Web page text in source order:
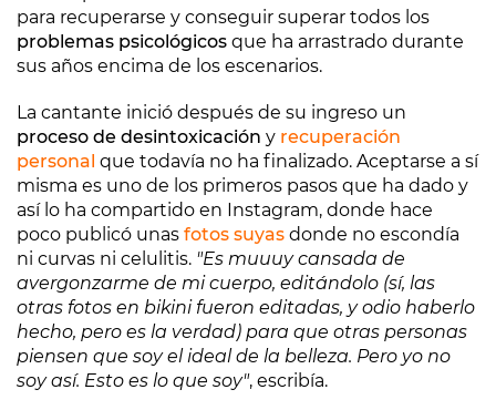
para recuperarse y conseguir superar todos los
problemas psicológicos que ha arrastrado durante
sus años encima de los escenarios.
La cantante inició después de su ingreso un
proceso de desintoxicación y recuperación
personal que todavía no ha finalizado. Aceptarse a sí
misma es uno de los primeros pasos que ha dado y
así lo ha compartido en Instagram, donde hace
poco publicó unas fotos suyas donde no escondía
ni curvas ni celulitis. "Es muuuy cansada de
avergonzarme de mi cuerpo, editándolo (sí, las
otras fotos en bikini fueron editadas, y odio haberlo
hecho, pero es la verdad) para que otras personas
piensen que soy el ideal de la belleza. Pero yo no
soy así. Esto es lo que soy", escribía.